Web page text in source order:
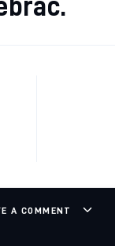
A COMMENT